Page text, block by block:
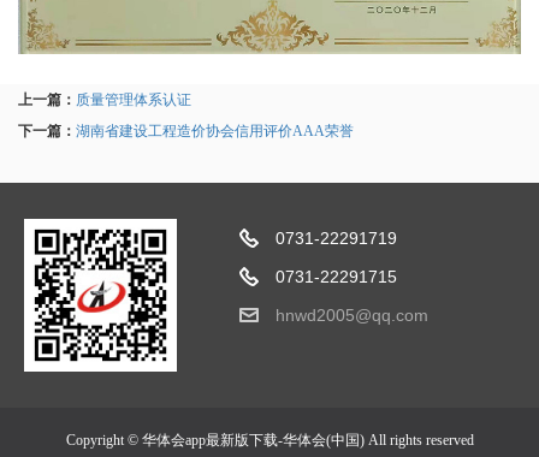
上一篇： 质量管理体系认证
下一篇： 湖南省建设工程造价协会信用评价AAA荣誉
0731-22291719
0731-22291715
hnwd2005@qq.com
Copyright © 华体会app最新版下载-华体会(中国) All rights reserved